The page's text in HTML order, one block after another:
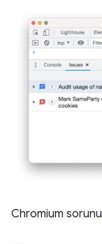
Chromium